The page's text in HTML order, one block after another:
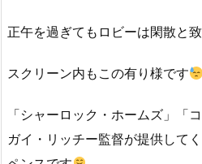
正午を過ぎてもロビーは閑散と
スクリーン内もこの有り様です
「シャーロック・ホームズ」「
ガイ・リッチー監督が提供して